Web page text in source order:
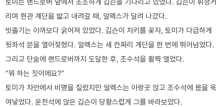
토미는 랜드로버 앞에서 초조하게 깁슨을 기다리고 있었다. 깁슨이 휘청거
리며 현관 계단을 밟고 내려갈 때, 알렉스가 달려 나갔다.
빗줄기는 아까보다 굵어져 있었다. 깁슨이 차키를 꽂자, 토미가 다급하게
뒷좌석 문을 열어젖혔다. 알렉스는 세 칸짜리 계단을 한 번에 뛰어넘었다.
그리고 단숨에 랜드로버까지 도달한 후, 조수석을 활짝 열었다.
“뭐 하는 짓이에요?”
토미가 차안에서 비명을 질렀지만 알렉스는 아랑곳 앉고 조수석에 몸을 욱
여넣었다. 운전석에 앉은 깁슨이 당황스럽게 그를 바라보았다.